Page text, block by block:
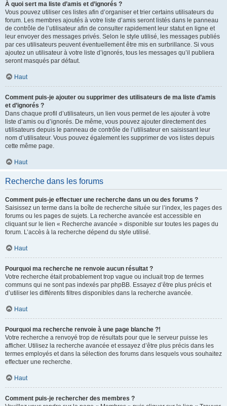
À quoi sert ma liste d’amis et d’ignorés ?
Vous pouvez utiliser ces listes afin d’organiser et trier certains utilisateurs du
forum. Les membres ajoutés à votre liste d’amis seront listés dans le panneau
de contrôle de l’utilisateur afin de consulter rapidement leur statut en ligne et
leur envoyer des messages privés. Selon le style utilisé, les messages publiés
par ces utilisateurs peuvent éventuellement être mis en surbrillance. Si vous
ajoutez un utilisateur à votre liste d’ignorés, tous les messages qu’il publiera
seront masqués par défaut.
Haut
Comment puis-je ajouter ou supprimer des utilisateurs de ma liste d’amis
et d’ignorés ?
Dans chaque profil d’utilisateurs, un lien vous permet de les ajouter à votre
liste d’amis ou d’ignorés. De même, vous pouvez ajouter directement des
utilisateurs depuis le panneau de contrôle de l’utilisateur en saisissant leur
nom d’utilisateur. Vous pouvez également les supprimer de vos listes depuis
cette même page.
Haut
Recherche dans les forums
Comment puis-je effectuer une recherche dans un ou des forums ?
Saisissez un terme dans la boîte de recherche située sur l’index, les pages des
forums ou les pages de sujets. La recherche avancée est accessible en
cliquant sur le lien « Recherche avancée » disponible sur toutes les pages du
forum. L’accès à la recherche dépend du style utilisé.
Haut
Pourquoi ma recherche ne renvoie aucun résultat ?
Votre recherche était probablement trop vague ou incluait trop de termes
communs qui ne sont pas indexés par phpBB. Essayez d’être plus précis et
d’utiliser les différents filtres disponibles dans la recherche avancée.
Haut
Pourquoi ma recherche renvoie à une page blanche ?!
Votre recherche a renvoyé trop de résultats pour que le serveur puisse les
afficher. Utilisez la recherche avancée et essayez d’être plus précis dans les
termes employés et dans la sélection des forums dans lesquels vous souhaitez
effectuer une recherche.
Haut
Comment puis-je rechercher des membres ?